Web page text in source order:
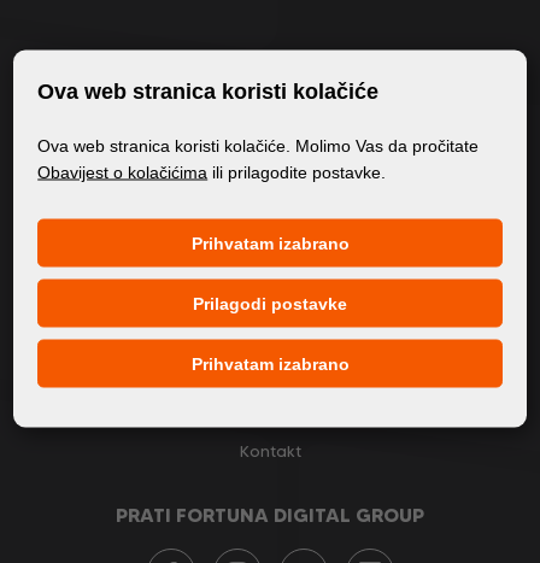
Politika kolačića
SADRŽAJ
Proizvodi
Servis
Novosti
Kontakt
PRATI FORTUNA DIGITAL GROUP
Ova web stranica koristi kolačiće
Ova web stranica koristi kolačiće. Molimo Vas da pročitate
Obavijest o kolačićima ili prilagodite postavke.
Prihvatam izabrano
Prilagodi postavke
Prihvatam izabrano